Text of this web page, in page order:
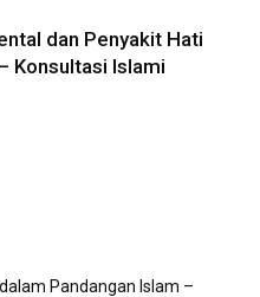
dan Penyakit Hati
Konsultasi Islami
Pandangan Islam –